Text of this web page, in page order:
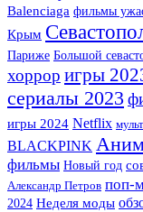
Balenciaga фильмы
Крым
Париже Большой
хоррор игры
сериалы 2023
игры 2024 Netflix
BLACKPINK
фильмы Новый год
Александр Петров поп-
2024 Неделя моды